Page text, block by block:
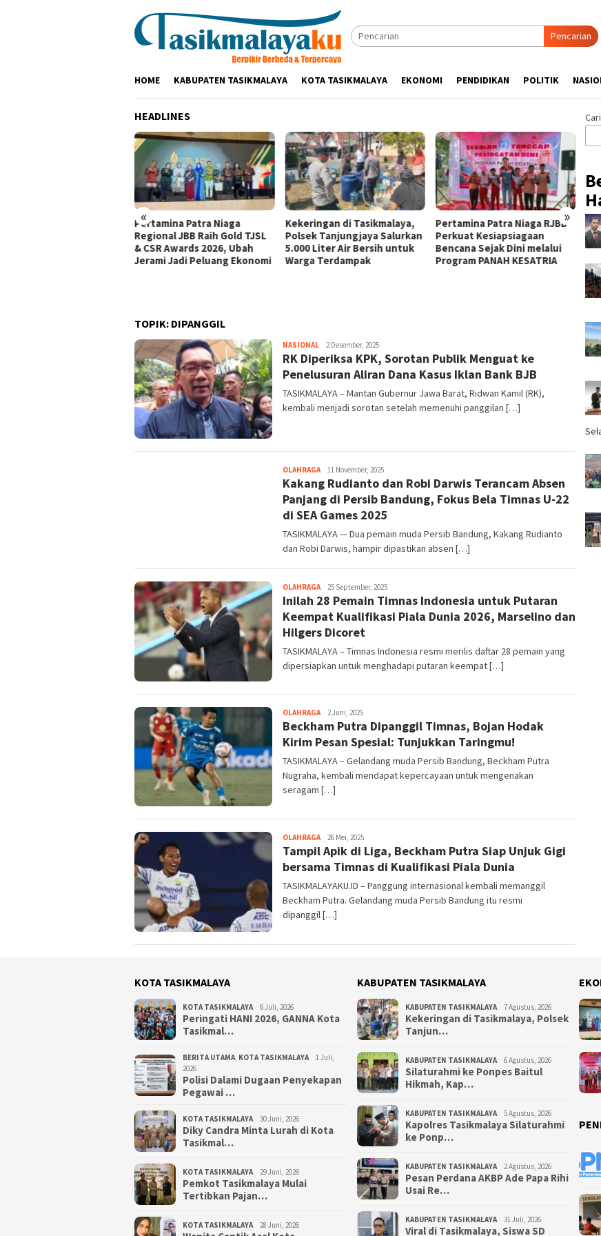
Pencarian
HOME KABUPATEN TASIKMALAYA KOTA TASIKMALAYA EKONOMI PENDIDIKAN POLITIK
HEADLINES
« »
Pertamina Patra Niaga
Regional JBB Raih Gold TJSL
& CSR Awards 2026, Ubah
Jerami Jadi Peluang Ekonomi
Kekeringan di Tasikmalaya,
Polsek Tanjungjaya Salurkan
5.000 Liter Air Bersih untuk
Warga Terdampak
Pertamina Patra Niaga RJBB
Perkuat Kesiapsiagaan
Bencana Sejak Dini melalui
Program PANAH KESATRIA
TOPIK: DIPANGGIL
NASIONAL Tim
Redaksi
2 Desember, 2025
RK Diperiksa KPK, Sorotan Publik Menguat ke
Penelusuran Aliran Dana Kasus Iklan Bank BJB
TASIKMALAYA – Mantan Gubernur Jawa Barat, Ridwan Kamil (RK),
kembali menjadi sorotan setelah memenuhi panggilan […]
OLAHRAGATim
Redaksi
11 November, 2025
Kakang Rudianto dan Robi Darwis Terancam Absen
Panjang di Persib Bandung, Fokus Bela Timnas U-22
di SEA Games 2025
TASIKMALAYA — Dua pemain muda Persib Bandung, Kakang Rudianto
dan Robi Darwis, hampir dipastikan absen […]
OLAHRAGATim
Redaksi
25 September, 2025
Inilah 28 Pemain Timnas Indonesia untuk Putaran
Keempat Kualifikasi Piala Dunia 2026, Marselino dan
Hilgers Dicoret
TASIKMALAYA – Timnas Indonesia resmi merilis daftar 28 pemain yang
dipersiapkan untuk menghadapi putaran keempat […]
OLAHRAGA Tim
Redaksi
2 Juni, 2025
Beckham Putra Dipanggil Timnas, Bojan Hodak
Kirim Pesan Spesial: Tunjukkan Taringmu!
TASIKMALAYA – Gelandang muda Persib Bandung, Beckham Putra
Nugraha, kembali mendapat kepercayaan untuk mengenakan
seragam […]
OLAHRAGATim
Redaksi
26 Mei, 2025
Tampil Apik di Liga, Beckham Putra Siap Unjuk Gigi
bersama Timnas di Kualifikasi Piala Dunia
TASIKMALAYAKU.ID – Panggung internasional kembali memanggil
Beckham Putra. Gelandang muda Persib Bandung itu resmi
dipanggil […]
Cari
KOTA TASIKMALAYA
KOTA TASIKMALAYA 6 Juli, 2026
Peringati HANI 2026, GANNA Kota
Tasikmal…
BERITA UTAMA KOTA TASIKMALAYA
1 Juli,
2026
Polisi Dalami Dugaan Penyekapan
Pegawai …
KOTA TASIKMALAYA 30 Juni, 2026
Diky Candra Minta Lurah di Kota
Tasikmal…
KOTA TASIKMALAYA 29 Juni, 2026
Pemkot Tasikmalaya Mulai
Tertibkan Pajan…
KOTA TASIKMALAYA 28 Juni, 2026
KABUPATEN TASIKMALAYA
KABUPATEN TASIKMALAYA 7 Agustus, 2026
Kekeringan di Tasikmalaya, Polsek
Tanjun…
KABUPATEN TASIKMALAYA 6 Agustus, 2026
Silaturahmi ke Ponpes Baitul
Hikmah, Kap…
KABUPATEN TASIKMALAYA 5 Agustus, 2026
Kapolres Tasikmalaya Silaturahmi
ke Ponp…
KABUPATEN TASIKMALAYA 2 Agustus, 2026
Pesan Perdana AKBP Ade Papa Rihi
Usai Re…
KABUPATEN TASIKMALAYA 31 Juli, 2026
Viral di Tasikmalaya, Siswa SD